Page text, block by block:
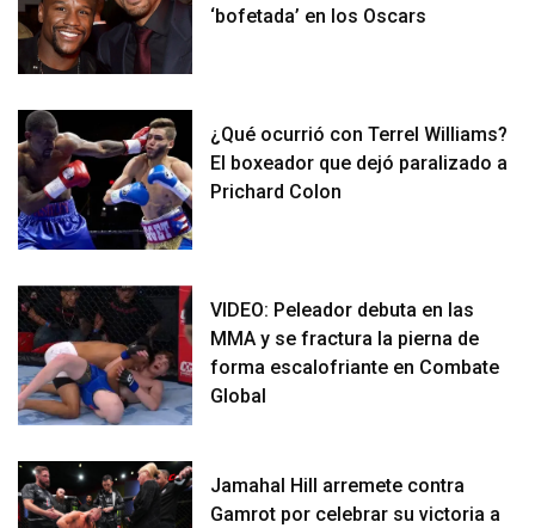
‘bofetada’ en los Oscars
¿Qué ocurrió con Terrel Williams?
El boxeador que dejó paralizado a
Prichard Colon
VIDEO: Peleador debuta en las
MMA y se fractura la pierna de
forma escalofriante en Combate
Global
Jamahal Hill arremete contra
Gamrot por celebrar su victoria a